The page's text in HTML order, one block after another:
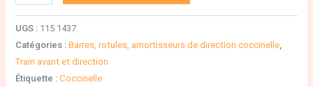
UGS : 115 1437
Catégories :Barres, rotules, amortisseurs de direction coccinelle,
Train avant et direction
Étiquette :Coccinelle